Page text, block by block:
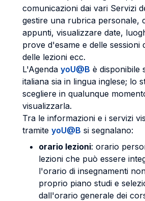
comunicazioni dai vari Servizi
gestire una rubrica personale,
appunti, visualizzare date,
prove d'esame e delle sessioni
delle lezioni ecc.
L'Agenda yoU@B è disponibile
italiana sia in lingua inglese; lo
scegliere in qualunque
visualizzarla.
Tra le informazioni e i servizi
tramite yoU@B si segnalano:
orario lezioni: orario
lezioni che può essere
l'orario di insegnamenti
proprio piano studi e
dall'orario generale dei